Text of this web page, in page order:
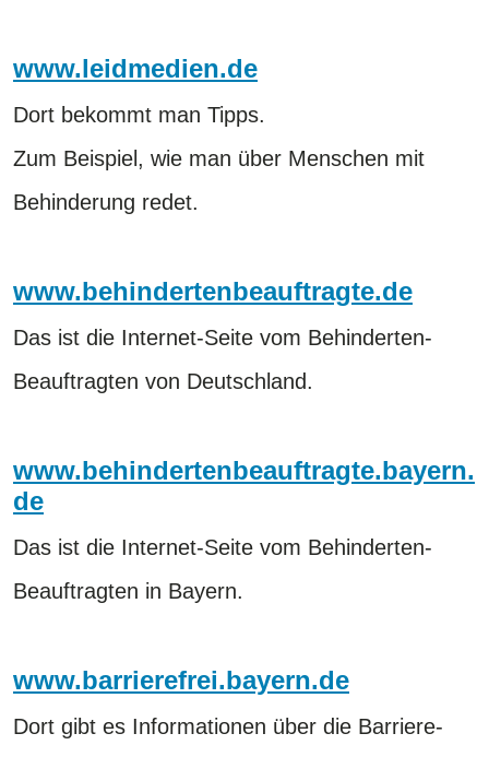
www.leidmedien.de
Dort bekommt man Tipps.
Zum Beispiel, wie man über Menschen mit
Behinderung redet.
www.behindertenbeauftragte.de
Das ist die Internet-Seite vom Behinderten-
Beauftragten von Deutschland.
www.behindertenbeauftragte.bayern.
de
Das ist die Internet-Seite vom Behinderten-
Beauftragten in Bayern.
www.barrierefrei.bayern.de
Dort gibt es Informationen über die Barriere-